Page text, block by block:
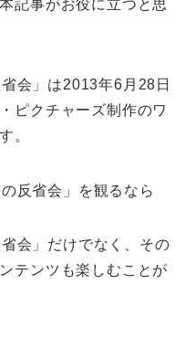
記事がお役に立つと思
会」は2013年6月28日
ピクチャーズ制作のワ
。
反省会」を観るなら
会」だけでなく、その
テンツも楽しむことが